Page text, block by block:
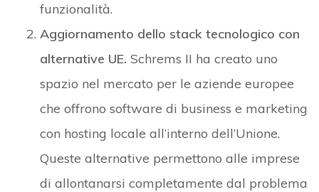
funzionalità.
Aggiornamento dello stack tecnologico con
alternative UE. Schrems II ha creato uno
spazio nel mercato per le aziende europee
che offrono software di business e marketing
con hosting locale all’interno dell’Unione.
Queste alternative permettono alle imprese
di allontanarsi completamente dal problema